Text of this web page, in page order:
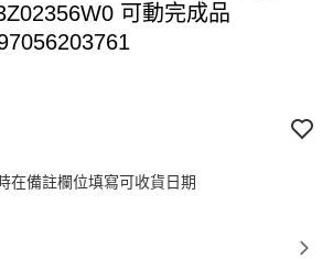
可動完成品
在備註欄位填寫可收貨日期